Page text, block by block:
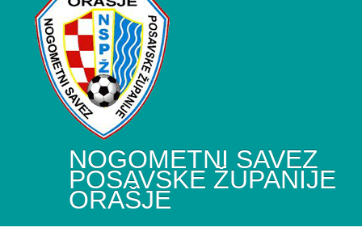
NOGOMETNI SAVEZ
POSAVSKE ŽUPANIJE
ORAŠJE